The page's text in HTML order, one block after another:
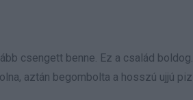
csengett benne. Ez a család
aztán begombolta a hosszú ujjú